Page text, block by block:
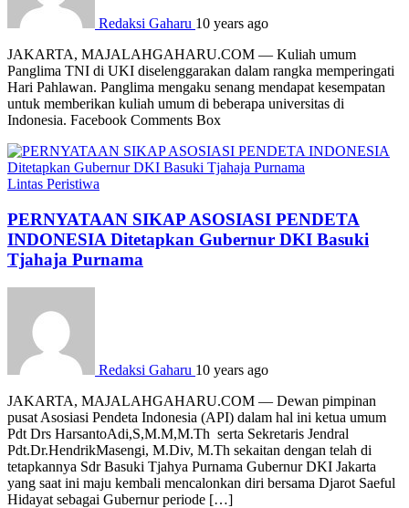
Redaksi Gaharu 10 years ago
JAKARTA, MAJALAHGAHARU.COM — Kuliah umum
Panglima TNI di UKI diselenggarakan dalam rangka memperingati
Hari Pahlawan. Panglima mengaku senang mendapat kesempatan
untuk memberikan kuliah umum di beberapa universitas di
Indonesia. Facebook Comments Box
Lintas Peristiwa
PERNYATAAN SIKAP ASOSIASI PENDETA
INDONESIA Ditetapkan Gubernur DKI Basuki
Tjahaja Purnama
Redaksi Gaharu 10 years ago
JAKARTA, MAJALAHGAHARU.COM — Dewan pimpinan
pusat Asosiasi Pendeta Indonesia (API) dalam hal ini ketua umum
Pdt Drs HarsantoAdi,S,M.M,M.Th serta Sekretaris Jendral
Pdt.Dr.HendrikMasengi, M.Div, M.Th sekaitan dengan telah di
tetapkannya Sdr Basuki Tjahya Purnama Gubernur DKI Jakarta
yang saat ini maju kembali mencalonkan diri bersama Djarot Saeful
Hidayat sebagai Gubernur periode […]